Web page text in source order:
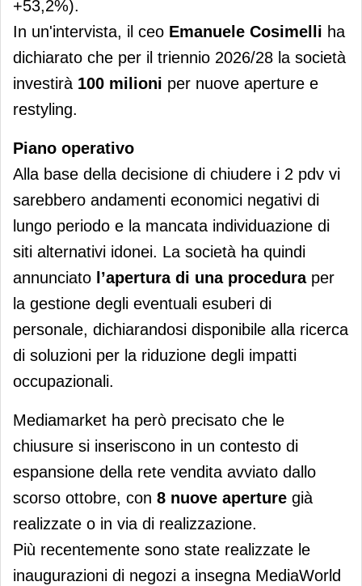
+53,2%).
In un'intervista, il ceo Emanuele Cosimelli ha
dichiarato che per il triennio 2026/28 la società
investirà 100 milioni per nuove aperture e
restyling.
Piano operativo
Alla base della decisione di chiudere i 2 pdv vi
sarebbero andamenti economici negativi di
lungo periodo e la mancata individuazione di
siti alternativi idonei. La società ha quindi
annunciato l’apertura di una proceduraper
la gestione degli eventuali esuberi di
personale, dichiarandosi disponibile alla ricerca
di soluzioni per la riduzione degli impatti
occupazionali.
Mediamarket ha però precisato che le
chiusure si inseriscono in un contesto di
espansione della rete vendita avviato dallo
scorso ottobre, con 8 nuove aperture già
realizzate o in via di realizzazione.
Più recentemente sono state realizzate le
inaugurazioni di negozi a insegna MediaWorld